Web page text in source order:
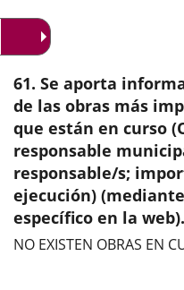
61. Se aporta
de las obras más
que están en curso
responsable
responsable/s;
ejecución)
específico en la web).
NO EXISTEN OBRAS EN